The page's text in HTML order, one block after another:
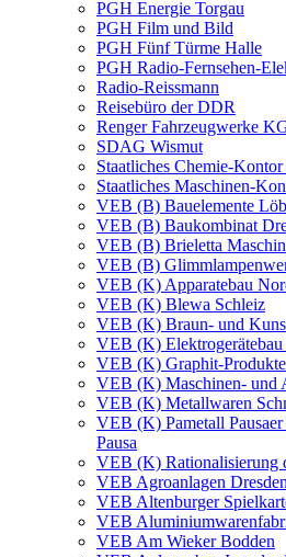
PGH Energie Torgau
PGH Film und Bild
PGH Fünf Türme Halle
PGH Radio-Fernsehen-
Radio-Reissmann
Reisebüro der DDR
Renger Fahrzeugwerke
SDAG Wismut
Staatliches Chemie-
Staatliches Maschinen-
VEB (B) Bauelemente
VEB (B) Baukombinat
VEB (B) Brieletta
VEB (B)
VEB (K) Apparatebau
VEB (K) Blewa Schleiz
VEB (K) Braun- und
VEB (K)
VEB (K) Graphit-
VEB (K) Maschinen- und
VEB (K) Metallwaren
VEB (K) Pametall
Pausa
VEB (K) Rationalisierung
VEB Agroanlagen Dresden
VEB Altenburger
VEB
VEB Am Wieker Bodden